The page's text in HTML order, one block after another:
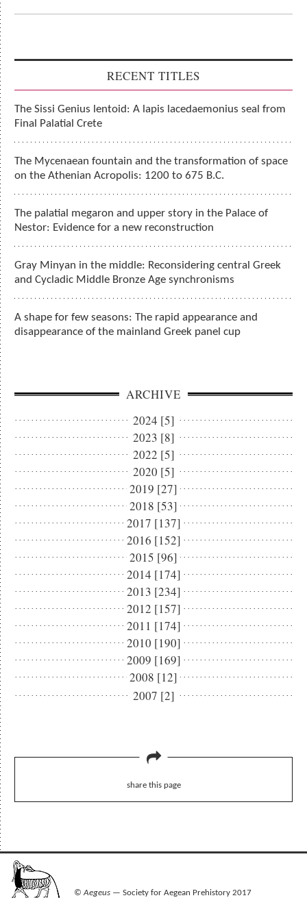
RECENT TITLES
The Sissi Genius lentoid: A lapis lacedaemonius seal from
Final Palatial Crete
The Mycenaean fountain and the transformation of space
on the Athenian Acropolis: 1200 to 675 B.C.
The palatial megaron and upper story in the Palace of
Nestor: Evidence for a new reconstruction
Gray Minyan in the middle: Reconsidering central Greek
and Cycladic Middle Bronze Age synchronisms
A shape for few seasons: The rapid appearance and
disappearance of the mainland Greek panel cup
ARCHIVE
2024 [5]
2023 [8]
2022 [5]
2020 [5]
2019 [27]
2018 [53]
2017 [137]
2016 [152]
2015 [96]
2014 [174]
2013 [234]
2012 [157]
2011 [174]
2010 [190]
2009 [169]
2008 [12]
2007 [2]
share this page
©Aegeus— Society for Aegean Prehistory 2017